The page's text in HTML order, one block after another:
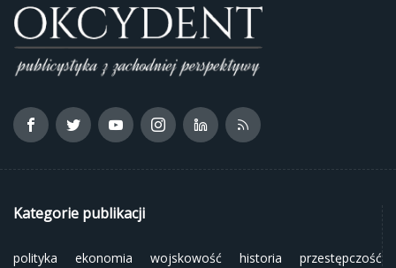
Kategorie publikacji
polityka ekonomia wojskowość historia
przestępczość